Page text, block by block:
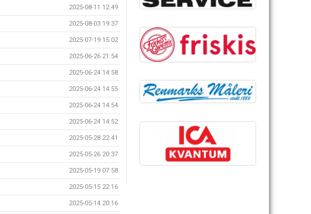
2025-08-11 12:49
2025-08-03 19:37
2025-07-19 15:02
2025-06-26 21:54
2025-06-24 14:58
2025-06-24 14:55
2025-06-24 14:54
2025-06-24 14:52
2025-05-28 22:41
2025-05-26 20:37
2025-05-19 07:58
2025-05-15 22:16
2025-05-14 20:16